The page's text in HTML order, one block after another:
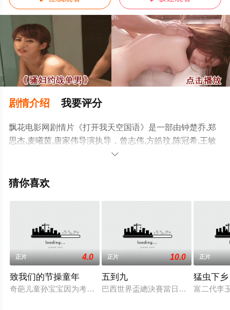
剧情介绍 我要评分
飘花电影网剧情片《打开我天空国语》是一部由钟楚乔,郑
思杰,麦曦茵,唐家伟导演执导，曾志伟,方皓玟,陈冠希,王敏
奕,恬妞,徐天佑,黄日华等演员精彩演绎的中国香港,中国澳
花影院，更多相关信息可移步至豆瓣电影、电视猫或剧情

猜你喜欢
正片 4.0
致我们的节操童年
奇葩儿童孙宝宝因为考试分数差一分及格，无法向严厉的老爸
正片 10.0
五到九
巴西世界盃總決賽當日，下午五點，
正片
猛虫下乡
富二代李